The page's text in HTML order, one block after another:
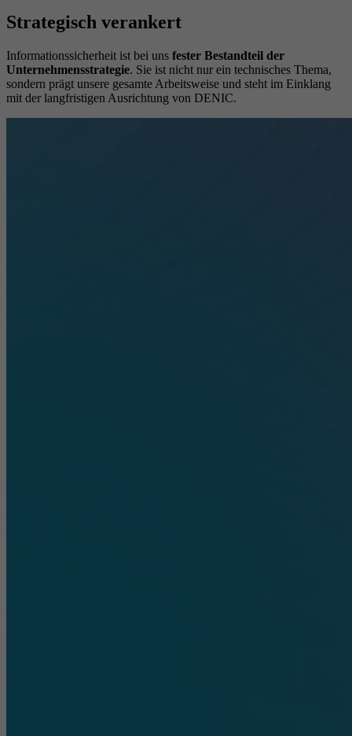
Strategisch verankert
Informationssicherheit ist bei uns fester Bestandteil der
Unternehmensstrategie. Sie ist nicht nur ein technisches Thema,
sondern prägt unsere gesamte Arbeitsweise und steht im Einklang
mit der langfristigen Ausrichtung von DENIC.